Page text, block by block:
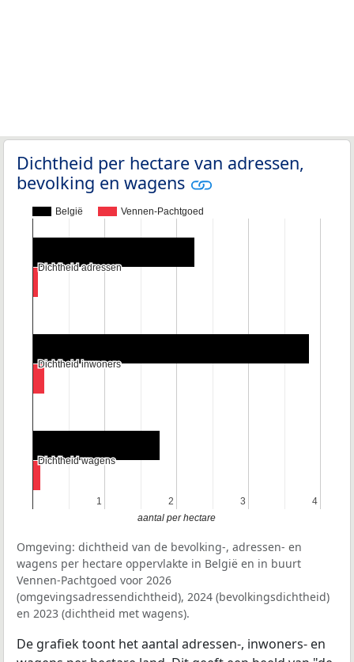
Dichtheid per hectare van adressen,
bevolking en wagens
België Vennen-Pachtgoed
1
1 2
2 3
3 4
4
Dichtheid adressen
Dichtheid adressen
Dichtheid inwoners
Dichtheid inwoners
Dichtheid wagens
Dichtheid wagens
aantal per hectare
Omgeving: dichtheid van de bevolking-, adressen- en
wagens per hectare oppervlakte in België en in buurt
Vennen-Pachtgoed voor 2026
(omgevingsadressendichtheid), 2024 (bevolkingsdichtheid)
en 2023 (dichtheid met wagens).
De grafiek toont het aantal adressen-, inwoners- en